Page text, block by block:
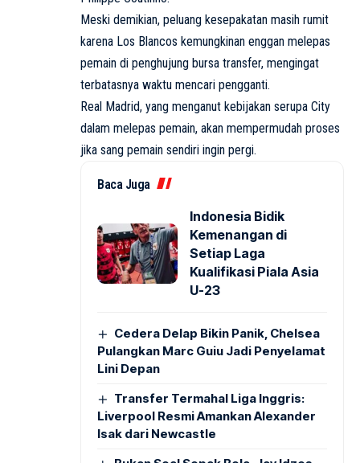
Meski demikian, peluang kesepakatan masih rumit
karena Los Blancos kemungkinan enggan melepas
pemain di penghujung bursa transfer, mengingat
terbatasnya waktu mencari pengganti.
Real Madrid, yang menganut kebijakan serupa City
dalam melepas pemain, akan mempermudah proses
jika sang pemain sendiri ingin pergi.
Baca Juga
Indonesia Bidik
Kemenangan di
Setiap Laga
Kualifikasi Piala Asia
U-23
Cedera Delap Bikin Panik, Chelsea
Pulangkan Marc Guiu Jadi Penyelamat
Lini Depan
Transfer Termahal Liga Inggris:
Liverpool Resmi Amankan Alexander
Isak dari Newcastle